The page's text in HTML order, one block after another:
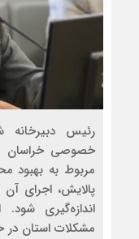
رئیس
خصوصی خراسان
مربوط به بهبود
پالایش، اجرای
اندازه‌گیری
مشکلات استان